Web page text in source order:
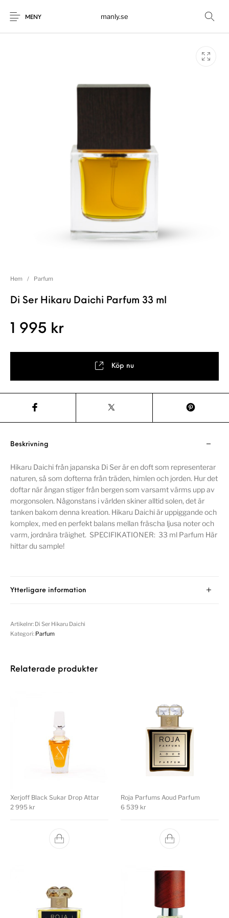
MENY manly.se
Hem / Parfum
Di Ser Hikaru Daichi Parfum 33 ml
1 995 kr
Köp nu
Beskrivning
Hikaru Daichi från japanska Di Ser är en doft som representerar
naturen, så som dofterna från träden, himlen och jorden. Hur det
doftar när ångan stiger från bergen som varsamt värms upp av
morgonsolen. Någonstans i världen skiner alltid solen, det är
tanken bakom denna kreation. Hikaru Daichi är uppiggande och
komplex, med en perfekt balans mellan fräscha ljusa noter och
varm, jordnära träighet. SPECIFIKATIONER: 33 ml Parfum Här
hittar du sample!
Ytterligare information
Artikelnr: Di Ser Hikaru Daichi
Kategori: Parfum
Relaterade produkter
Xerjoff Black Sukar Drop Attar
2 995 kr
Roja Parfums Aoud Parfum
6 539 kr